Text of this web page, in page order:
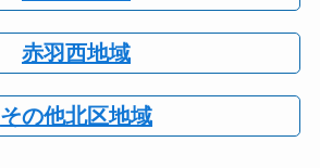
赤羽西地域
その他北区地域